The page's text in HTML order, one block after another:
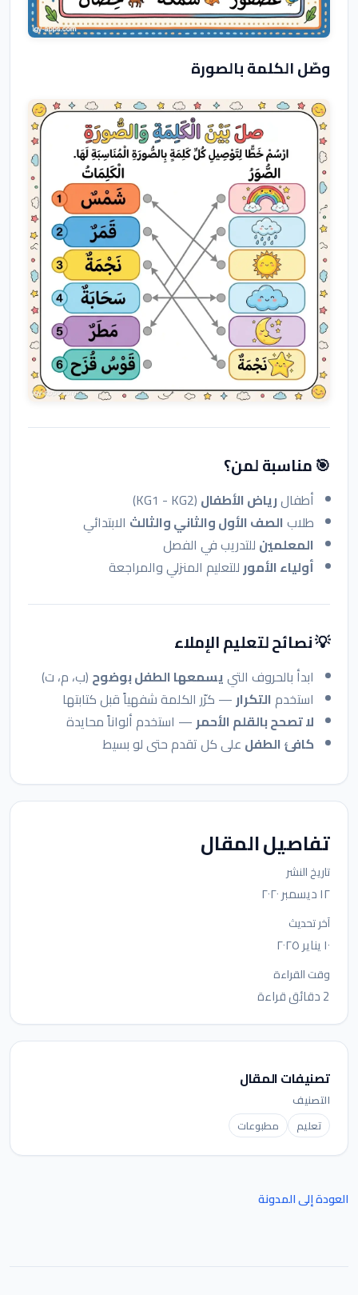
وصّل الكلمة بالصورة
🎯 مناسبة لمن؟
أطفالرياض الأطفال (KG1 - KG2)
طلاب الصف الأول والثاني والثالث الابتدائي
المعلمين للتدريب في الفصل
أولياء الأمورللتعليم المنزلي والمراجعة
💡 نصائح لتعليم الإملاء
ابدأ بالحروف التييسمعها الطفل بوضوح (ب، م، ت)
استخدم التكرار— كرّر الكلمة شفهياً قبل كتابتها
لا تصحح بالقلم الأحمر— استخدم ألواناً محايدة
كافئ الطفل على كل تقدم حتى لو بسيط
تفاصيل المقال
تاريخ النشر
١٢ ديسمبر ٢٠٢٠
آخر تحديث
١٠ يناير ٢٠٢٥
وقت القراءة
2 دقائق قراءة
تصنيفات المقال
التصنيف
تعليم
مطبوعات
العودة إلى المدونة